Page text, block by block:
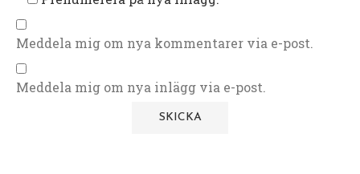
Meddela mig om nya kommentarer via e-post.
Meddela mig om nya inlägg via e-post.